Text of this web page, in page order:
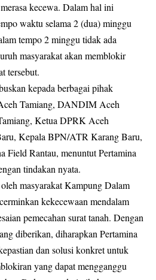
kecewa. Dalam hal ini
waktu selama 2 (dua) minggu
tempo 2 minggu tidak ada
masyarakat akan memblokir
tersebut.
kepada berbagai pihak
Tamiang, DANDIM Aceh
Ketua DPRK Aceh
Kepala BPN/ATR Karang Baru,
Field Rantau, menuntut Pertamina
tindakan nyata.
masyarakat Kampung Dalam
kekecewaan mendalam
pemecahan surat tanah. Dengan
diberikan, diharapkan Pertamina
dan solusi konkret untuk
yang dapat mengganggu